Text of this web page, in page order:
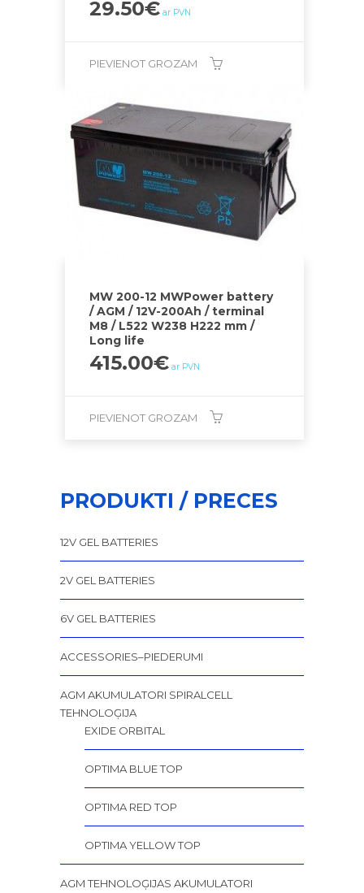
29.50€ ar PVN
PIEVIENOT GROZAM
MW 200-12 MWPower battery
/ AGM / 12V-200Ah / terminal
M8 / L522 W238 H222 mm /
Long life
415.00€ ar PVN
PIEVIENOT GROZAM
PRODUKTI / PRECES
12V GEL BATTERIES
2V GEL BATTERIES
6V GEL BATTERIES
ACCESSORIES–PIEDERUMI
AGM AKUMULATORI SPIRALCELL
TEHNOLOĢIJA
EXIDE ORBITAL
OPTIMA BLUE TOP
OPTIMA RED TOP
OPTIMA YELLOW TOP
AGM TEHNOLOĢIJAS AKUMULATORI